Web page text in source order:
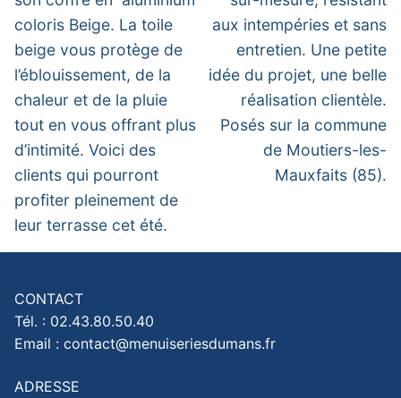
coloris Beige. La toile
beige vous protège de
l’éblouissement, de la
chaleur et de la pluie
tout en vous offrant plus
d’intimité. Voici des
clients qui pourront
profiter pleinement de
leur terrasse cet été.
aux intempéries et sans
entretien. Une petite
idée du projet, une belle
réalisation clientèle.
Posés sur la commune
de Moutiers-les-
Mauxfaits (85).
CONTACT
Tél. : 02.43.80.50.40
Email : contact@menuiseriesdumans.fr
ADRESSE